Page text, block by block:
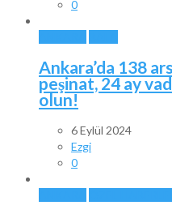
0
Ankara’da 138
peşinat, 24 ay
olun!
6 Eylül 2024
Ezgi
0